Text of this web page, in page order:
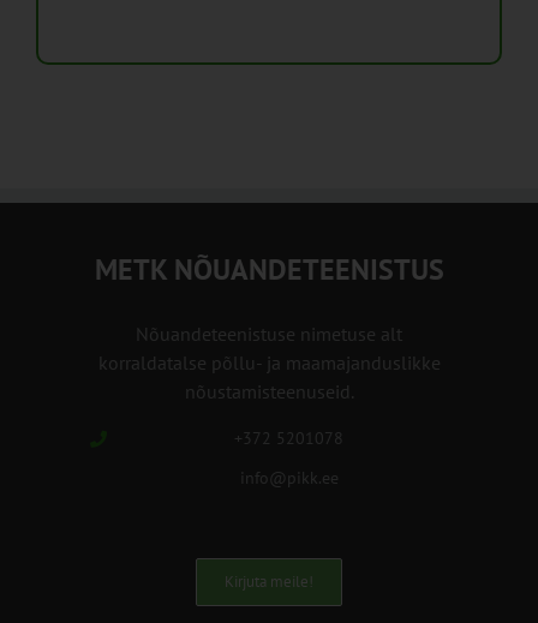
METK NÕUANDETEENISTUS
Nõuandeteenistuse nimetuse alt
korraldatalse põllu- ja maamajanduslikke
nõustamisteenuseid.
+372 5201078
info@pikk.ee
Kirjuta meile!